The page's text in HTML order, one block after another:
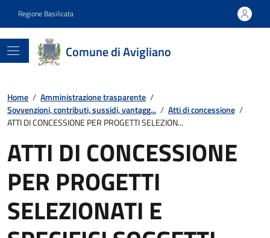
Regione Basilicata
Comune di Avigliano
Home / Amministrazione trasparente /
Sovvenzioni, contributi, sussidi, vantagg... / Atti di concessione /
ATTI DI CONCESSIONE PER PROGETTI SELEZION...
ATTI DI CONCESSIONE
PER PROGETTI
SELEZIONATI E